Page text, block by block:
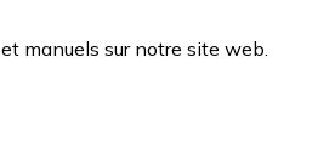
manuels sur notre site web.